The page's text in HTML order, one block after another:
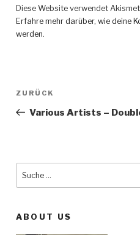
Diese Website verwendet
Erfahre mehr darüber, wie deine
werden.
Beitragsnavigation
Vorheriger
ZURÜCK
Various Artists –
ABOUT US